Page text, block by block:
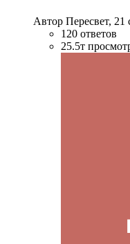
Автор Пересвeт, 21
120 ответов
25.5т